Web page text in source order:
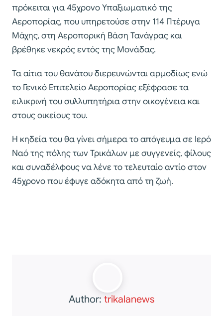
πρόκειται για 45χρονο Υπαξιωματικό της
Αεροπορίας, που υπηρετούσε στην 114 Πτέρυγα
Μάχης, στη Αεροπορική Βάση Τανάγρας και
βρέθηκε νεκρός εντός της Μονάδας.
Τα αίτια του θανάτου διερευνώνται αρμοδίως ενώ
το Γενικό Επιτελείο Αεροπορίας εξέφρασε τα
ειλικρινή του συλλυπητήρια στην οικογένεια και
στους οικείους του.
Η κηδεία του θα γίνει σήμερα το απόγευμα σε Ιερό
Ναό της πόλης των Τρικάλων με συγγενείς, φίλους
και συναδέλφους να λένε το τελευταίο αντίο στον
45χρονο που έφυγε αδόκητα από τη ζωή.
Author: trikalanews